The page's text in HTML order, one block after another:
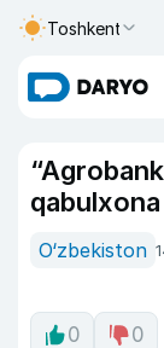
Toshkent
O‘zbekiston
0 0